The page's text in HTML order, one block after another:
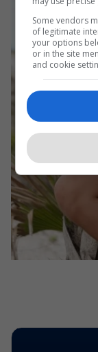
Some vendors
of legitimate
your options
or in the site
and cookie